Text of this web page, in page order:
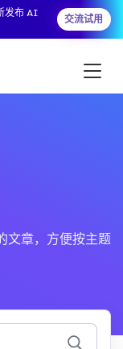
发布 AI
交流试用
文章，方便按主题